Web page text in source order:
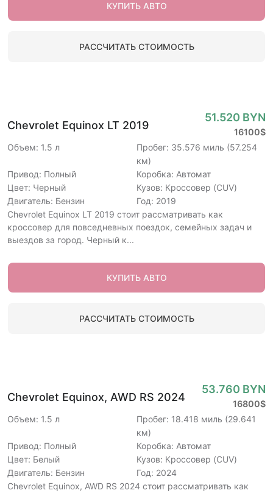
КУПИТЬ АВТО
РАССЧИТАТЬ СТОИМОСТЬ
Chevrolet Equinox LT 2019
51.520 BYN
16100$
Объем: 1.5 л
Пробег: 35.576 миль (57.254
км)
Привод: Полный
Коробка: Автомат
Цвет: Черный
Кузов: Кроссовер (CUV)
Двигатель: Бензин
Год: 2019
Chevrolet Equinox LT 2019 стоит рассматривать как
кроссовер для повседневных поездок, семейных задач и
выездов за город. Черный к...
КУПИТЬ АВТО
РАССЧИТАТЬ СТОИМОСТЬ
Chevrolet Equinox, AWD RS 2024
53.760 BYN
16800$
Объем: 1.5 л
Пробег: 18.418 миль (29.641
км)
Привод: Полный
Коробка: Автомат
Цвет: Белый
Кузов: Кроссовер (CUV)
Двигатель: Бензин
Год: 2024
Chevrolet Equinox, AWD RS 2024 стоит рассматривать как